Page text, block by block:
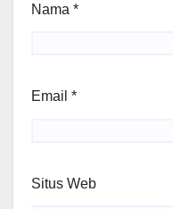
Nama *
Email *
Situs Web